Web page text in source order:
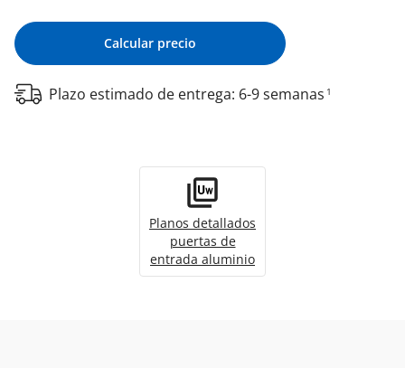
Calcular precio
Plazo estimado de entrega: 6-9 semanas 1
Planos detallados
puertas de
entrada aluminio